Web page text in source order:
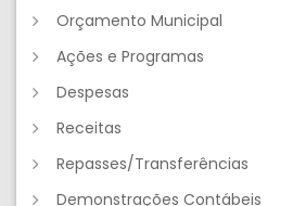
Orçamento Municipal
Ações e Programas
Despesas
Receitas
Repasses/Transferências
Demonstrações Contábeis